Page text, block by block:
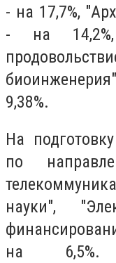
- на 17,7%,
- на
9,38%.
На
по
науки",
на 6,5%.